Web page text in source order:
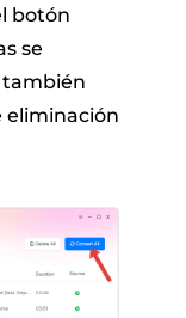
botón
se
también
eliminación